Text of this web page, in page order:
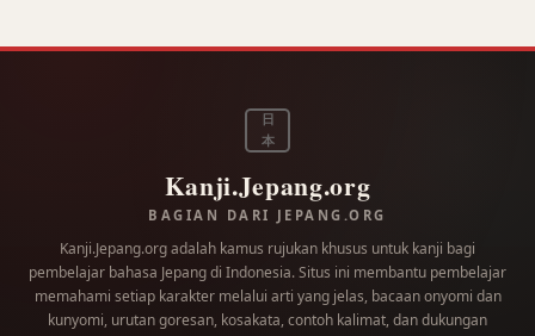
日
本
Kanji.Jepang.org
BAGIAN DARI JEPANG.ORG
Kanji.Jepang.org adalah kamus rujukan khusus untuk kanji bagi
pembelajar bahasa Jepang di Indonesia. Situs ini membantu pembelajar
memahami setiap karakter melalui arti yang jelas, bacaan onyomi dan
kunyomi, urutan goresan, kosakata, contoh kalimat, dan dukungan